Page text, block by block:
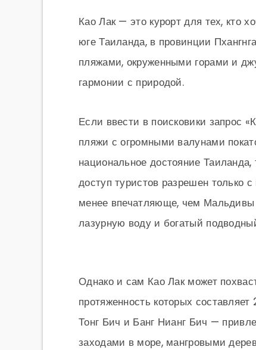
Као Лак — это курорт для тех, кто
юге Таиланда, в провинции
пляжами, окруженными горами и
гармонии с природой.
Если ввести в поисковики запрос
пляжи с огромными валунами
национальное достояние
доступ туристов разрешен только
менее впечатляюще, чем
лазурную воду и богатый
Однако и сам Као Лак может
протяженность которых
Тонг Бич и Банг Нианг Бич —
заходами в море, мангровыми